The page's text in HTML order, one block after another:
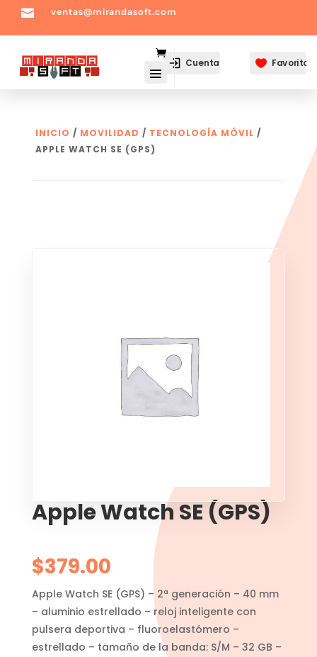
 ventas@mirandasoft.com
Cuenta  Favoritos
INICIO / MOVILIDAD / TECNOLOGÍA MÓVIL /
APPLE WATCH SE (GPS)
Apple Watch SE (GPS)
$379.00
Apple Watch SE (GPS) – 2ª generación – 40 mm
– aluminio estrellado – reloj inteligente con
pulsera deportiva – fluoroelastómero –
estrellado – tamaño de la banda: S/M – 32 GB –